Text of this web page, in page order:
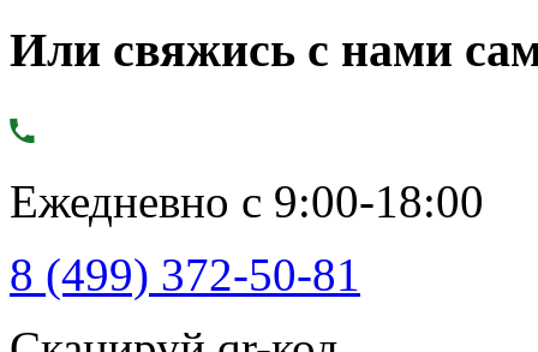
Или свяжись с нами
Ежедневно с 9:00-18:00
8 (499) 372-50-81